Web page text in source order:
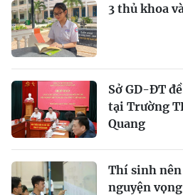
3 thủ khoa
Sở GD-ĐT
tại Trường
Quang
Thí sinh
nguyện